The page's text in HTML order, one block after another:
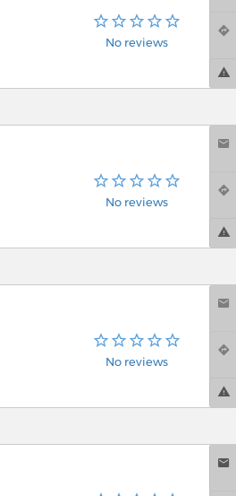
No reviews
No reviews
No reviews